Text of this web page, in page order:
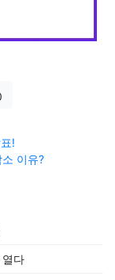
!
이유?
다